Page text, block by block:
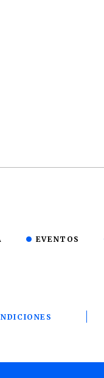
EVENTOS